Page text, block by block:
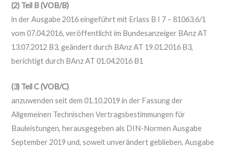
(2) Teil B (VOB/B)
in der Ausgabe 2016 eingeführt mit Erlass B I 7 – 81063.6/1
vom 07.04.2016, veröffentlicht im Bundesanzeiger BAnz AT
13.07.2012 B3, geändert durch BAnz AT 19.01.2016 B3,
berichtigt durch BAnz AT 01.04.2016 B1
(3) Teil C (VOB/C)
anzuwenden seit dem 01.10.2019 in der Fassung der
Allgemeinen Technischen Vertragsbestimmungen für
Bauleistungen, herausgegeben als DIN-Normen Ausgabe
September 2019 und, soweit unverändert geblieben, Ausgabe